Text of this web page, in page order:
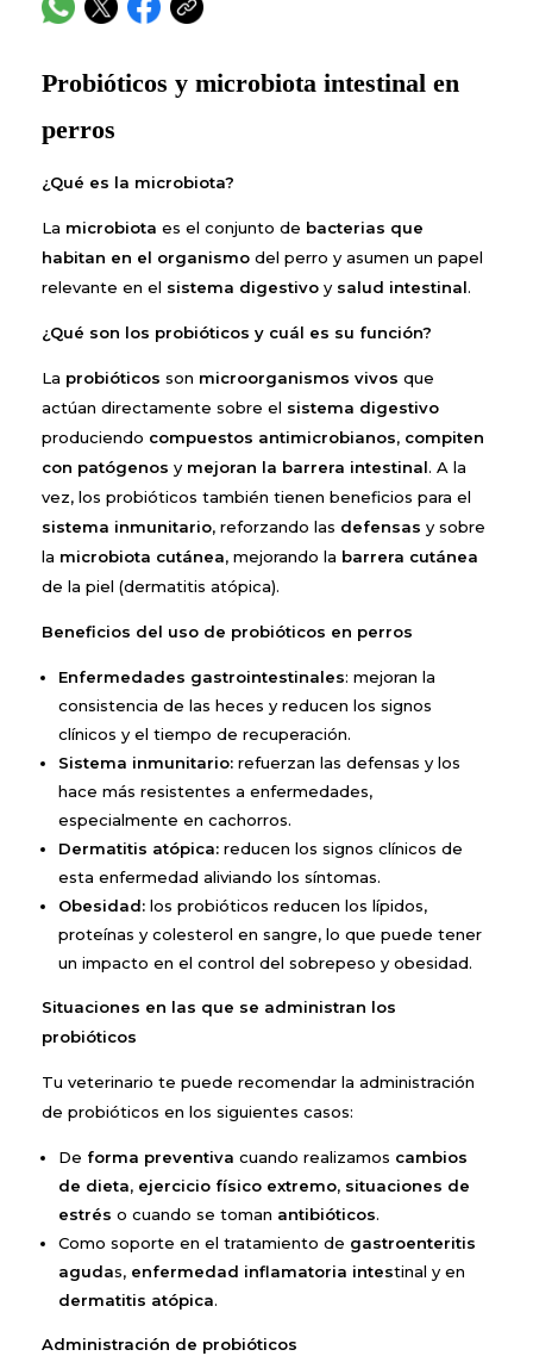
Probióticos y microbiota intestinal en
perros
¿Qué es la microbiota?
La microbiota es el conjunto de bacterias que
habitan en el organismo del perro y asumen un papel
relevante en el sistema digestivo y salud intestinal.
¿Qué son los probióticos y cuál es su función?
La probióticos son microorganismos vivos que
actúan directamente sobre el sistema digestivo
produciendo compuestos antimicrobianos, compiten
con patógenos y mejoran la barrera intestinal. A la
vez, los probióticos también tienen beneficios para el
sistema inmunitario, reforzando las defensas y sobre
la microbiota cutánea, mejorando la barrera cutánea
de la piel (dermatitis atópica).
Beneficios del uso de probióticos en perros
Enfermedades gastrointestinales: mejoran la
consistencia de las heces y reducen los signos
clínicos y el tiempo de recuperación.
Sistema inmunitario:refuerzan las defensas y los
hace más resistentes a enfermedades,
especialmente en cachorros.
Dermatitis atópica:reducen los signos clínicos de
esta enfermedad aliviando los síntomas.
Obesidad:los probióticos reducen los lípidos,
proteínas y colesterol en sangre, lo que puede tener
un impacto en el control del sobrepeso y obesidad.
Situaciones en las que se administran los
probióticos
Tu veterinario te puede recomendar la administración
de probióticos en los siguientes casos:
De forma preventiva cuando realizamos cambios
de dieta, ejercicio físico extremo, situaciones de
estrés o cuando se toman antibióticos.
Como soporte en el tratamiento de gastroenteritis
agudas, enfermedad inflamatoria intestinal y en
dermatitis atópica.
Administración de probióticos